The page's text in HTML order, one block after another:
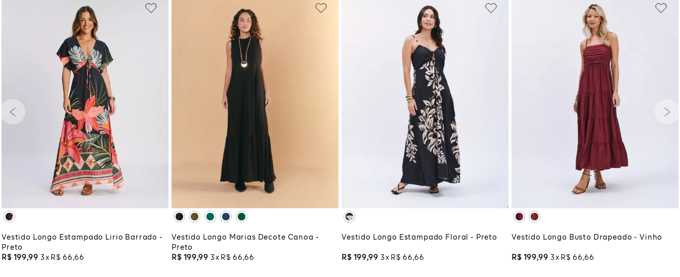
G
M
XGG
ADICIONAR À SACOLA
Vestido Longo Estampado Lirio Barrado -
Preto
R$ 199,99 3 R$ 66 ,66
XGG
ADICIONAR À SACOLA
Vestido Longo Marias Decote Canoa -
Preto
R$ 199,99 3 R$ 66 ,66
G
M
ADICIONAR À SACOLA
Vestido Longo Estampado Floral - Preto
R$ 199,99 3 R$ 66 ,66
G
M
ADICIONAR À SACOLA
Vestido Longo Busto Drapeado - Vinho
R$ 199,99 3 R$ 66 ,66